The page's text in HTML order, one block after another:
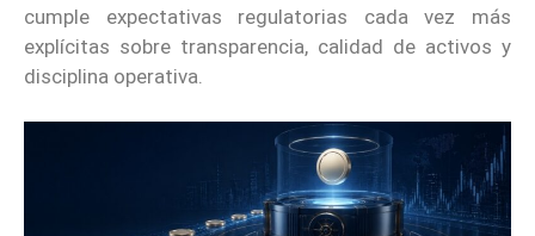
cumple expectativas regulatorias cada vez más
explícitas sobre transparencia, calidad de activos y
disciplina operativa.